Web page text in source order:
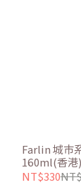
Farlin 城市
160ml(香港)
NT$330